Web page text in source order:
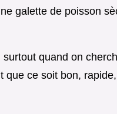
galette de poisson
quand on
que ce soit bon,